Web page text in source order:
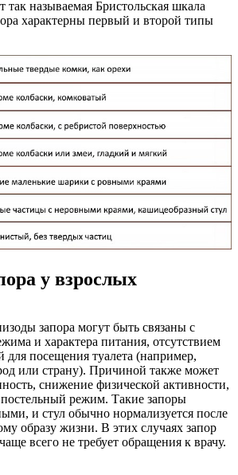
так называемая Бристольская шкала
характерны первый и второй типы
у взрослых
запора могут быть связаны с
и характера питания, отсутствием
посещения туалета (например,
или страну). Причиной также может
снижение физической активности,
режим. Такие запоры
и стул обычно нормализуется после
образу жизни. В этих случаях запор
всего не требует обращения к врачу.